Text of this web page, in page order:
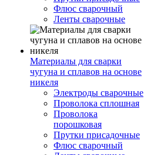
Флюс сварочный
Ленты сварочные
Материалы для сварки
чугуна и сплавов на основе
никеля
Электроды сварочные
Проволока сплошная
Проволока
порошковая
Прутки присадочные
Флюс сварочный